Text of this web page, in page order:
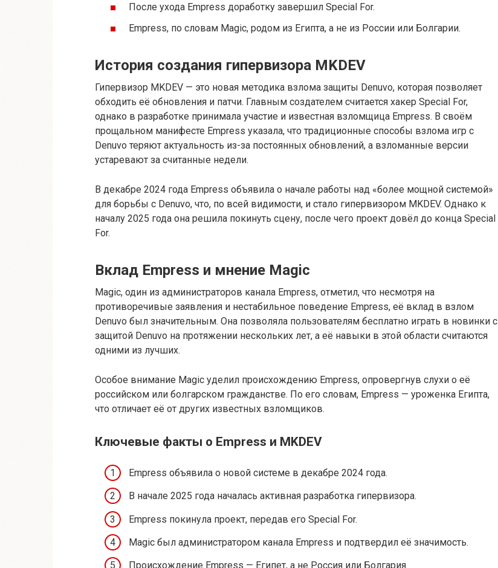
После ухода Empress доработку завершил Special For.
Empress, по словам Magic, родом из Египта, а не из России или Болгарии.
История создания гипервизора MKDEV
Гипервизор MKDEV — это новая методика взлома защиты Denuvo, которая позволяет
обходить её обновления и патчи. Главным создателем считается хакер Special For,
однако в разработке принимала участие и известная взломщица Empress. В своём
прощальном манифесте Empress указала, что традиционные способы взлома игр с
Denuvo теряют актуальность из-за постоянных обновлений, а взломанные версии
устаревают за считанные недели.
В декабре 2024 года Empress объявила о начале работы над «более мощной системой»
для борьбы с Denuvo, что, по всей видимости, и стало гипервизором MKDEV. Однако к
началу 2025 года она решила покинуть сцену, после чего проект довёл до конца Special
For.
Вклад Empress и мнение Magic
Magic, один из администраторов канала Empress, отметил, что несмотря на
противоречивые заявления и нестабильное поведение Empress, её вклад в взлом
Denuvo был значительным. Она позволяла пользователям бесплатно играть в новинки с
защитой Denuvo на протяжении нескольких лет, а её навыки в этой области считаются
одними из лучших.
Особое внимание Magic уделил происхождению Empress, опровергнув слухи о её
российском или болгарском гражданстве. По его словам, Empress — уроженка Египта,
что отличает её от других известных взломщиков.
Ключевые факты о Empress и MKDEV
Empress объявила о новой системе в декабре 2024 года.
В начале 2025 года началась активная разработка гипервизора.
Empress покинула проект, передав его Special For.
Magic был администратором канала Empress и подтвердил её значимость.
Происхождение Empress — Египет, а не Россия или Болгария.